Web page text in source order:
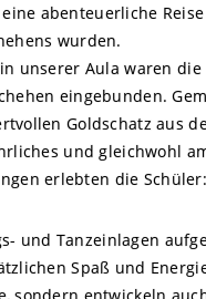
abenteuerliche
wurden.
in unserer Aula waren
eingebunden.
Goldschatz aus
und gleichwohl
erlebten die
und Tanzeinlagen
Spaß und
sondern entwickeln